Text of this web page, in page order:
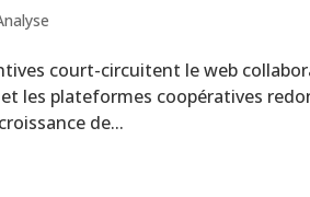
court-circuitent le web
les plateformes coopératives
de...